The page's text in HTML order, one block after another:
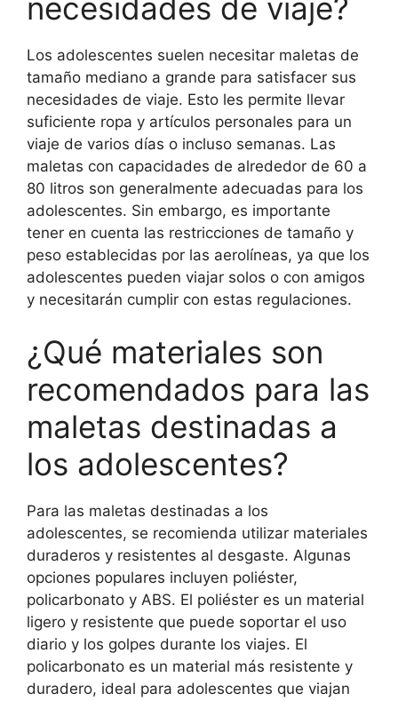
necesidades de viaje?
Los adolescentes suelen necesitar maletas de
tamaño mediano a grande para satisfacer sus
necesidades de viaje. Esto les permite llevar
suficiente ropa y artículos personales para un
viaje de varios días o incluso semanas. Las
maletas con capacidades de alrededor de 60 a
80 litros son generalmente adecuadas para los
adolescentes. Sin embargo, es importante
tener en cuenta las restricciones de tamaño y
peso establecidas por las aerolíneas, ya que los
adolescentes pueden viajar solos o con amigos
y necesitarán cumplir con estas regulaciones.
¿Qué materiales son
recomendados para las
maletas destinadas a
los adolescentes?
Para las maletas destinadas a los
adolescentes, se recomienda utilizar materiales
duraderos y resistentes al desgaste. Algunas
opciones populares incluyen poliéster,
policarbonato y ABS. El poliéster es un material
ligero y resistente que puede soportar el uso
diario y los golpes durante los viajes. El
policarbonato es un material más resistente y
duradero, ideal para adolescentes que viajan